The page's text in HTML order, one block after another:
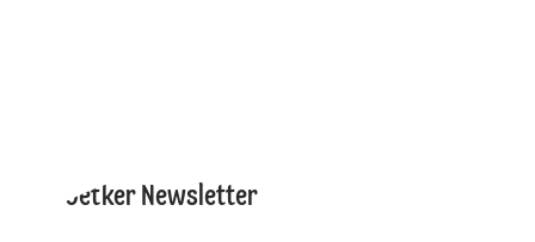
Dr. Oetker Newsletter